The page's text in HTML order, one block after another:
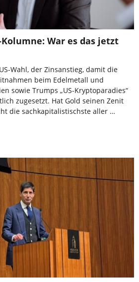
War es das jetzt
Wahl, der Zinsanstieg, damit die
beim Edelmetall und
sowie Trumps „US-Kryptoparadies“
zugesetzt. Hat Gold seinen Zenit
die sachkapitalistischste aller …